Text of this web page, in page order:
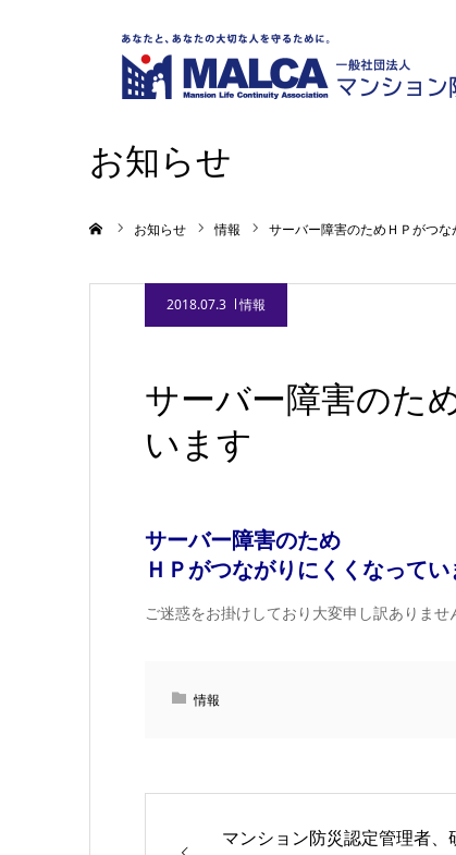
お知らせ
お知らせ 情報 サーバー障害のためＨＰがつ
2018.07.3 情報
サーバー障害のた
います
サーバー障害のため
ＨＰがつながりにくくなってい
ご迷惑をお掛けしており大変申し訳ありませ
情報
マンション防災認定管理者、